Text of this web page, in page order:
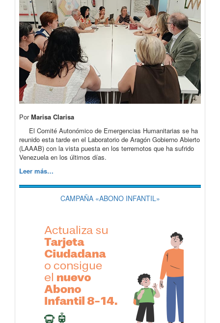
PorMarisa Clarisa
El Comité Autonómico de Emergencias Humanitarias se ha
reunido esta tarde en el Laboratorio de Aragón Gobierno Abierto
(LAAAB) con la vista puesta en los terremotos que ha sufrido
Venezuela en los últimos días.
Leer más…
CAMPAÑA «ABONO INFANTIL»